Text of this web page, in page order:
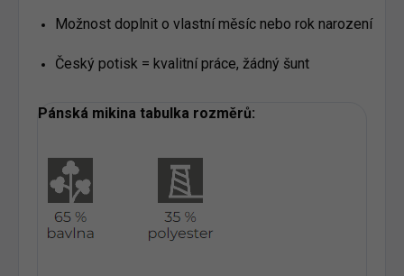
Možnost doplnit o vlastní měsíc nebo rok narození
Český potisk = kvalitní práce, žádný šunt
Pánská mikina tabulka rozměrů: